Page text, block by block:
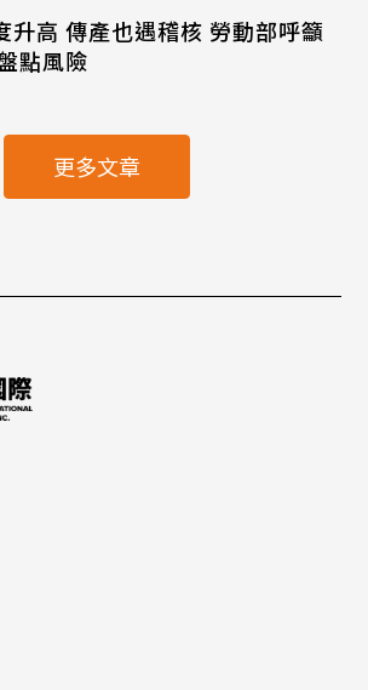
升高 傳產也遇稽核 勞動部呼籲
點風險
更多文章